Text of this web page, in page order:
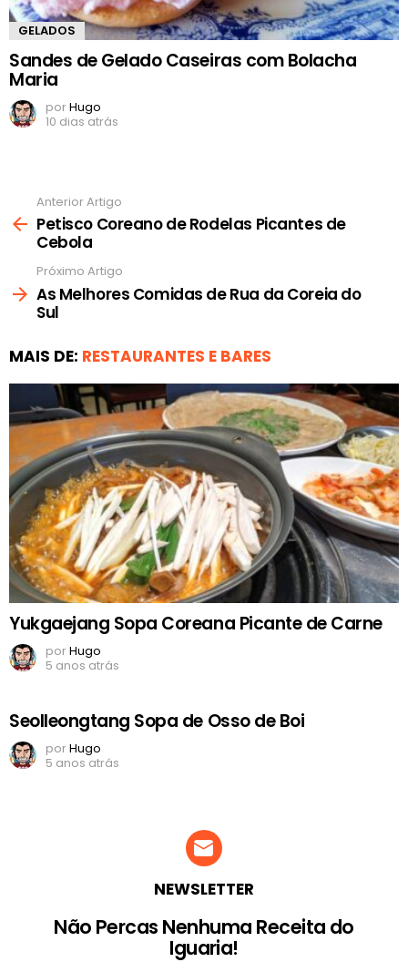
GELADOS
Sandes de Gelado Caseiras com Bolacha
Maria
porHugo
10 dias atrás
mais
Anterior Artigo
Petisco Coreano de Rodelas Picantes de
Cebola
Próximo Artigo
As Melhores Comidas de Rua da Coreia do
Sul
MAIS DE: RESTAURANTES E BARES
Yukgaejang Sopa Coreana Picante de Carne
porHugo
5 anos atrás
Seolleongtang Sopa de Osso de Boi
porHugo
5 anos atrás
NEWSLETTER
Não Percas Nenhuma Receita do
Iguaria!